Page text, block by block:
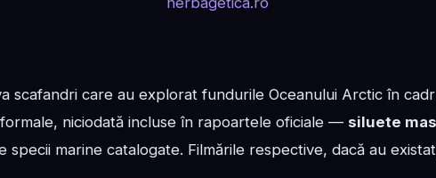
scafandri care au explorat fundurile Oceanului Arctic în
niciodată incluse în rapoartele oficiale — siluete
specii marine catalogate. Filmările respective, dacă au